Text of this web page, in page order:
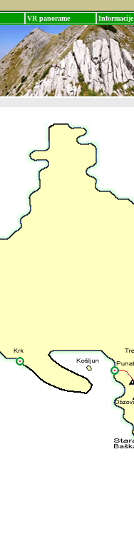
VR panorame Informacije